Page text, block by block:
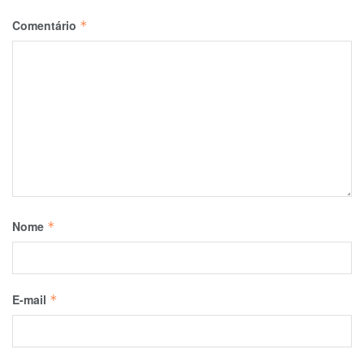
Comentário *
Nome *
E-mail *